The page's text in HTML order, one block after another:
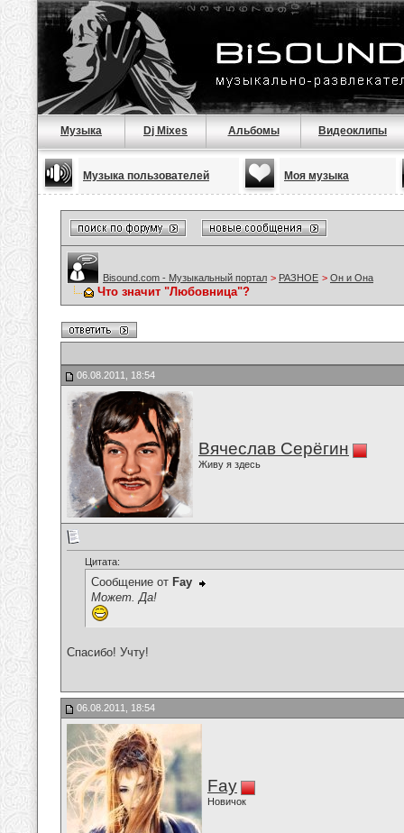
Музыка Dj Mixes Альбомы Видеоклипы
Музыка пользователей Моя музыка
Bisound.com - Музыкальный портал > РАЗНОЕ > Он и Она
Что значит "Любовница"?
06.08.2011, 18:54
Вячеслав Серёгин
Живу я здесь
Цитата:
Сообщение от Fay
Может. Да!
Спасибо! Учту!
06.08.2011, 18:54
Fay
Новичок